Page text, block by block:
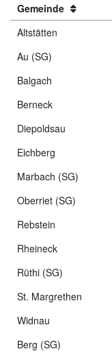
Gemeinde
Altstätten
Au (SG)
Balgach
Berneck
Diepoldsau
Eichberg
Marbach (SG)
Oberriet (SG)
Rebstein
Rheineck
Rüthi (SG)
St. Margrethen
Widnau
Berg (SG)